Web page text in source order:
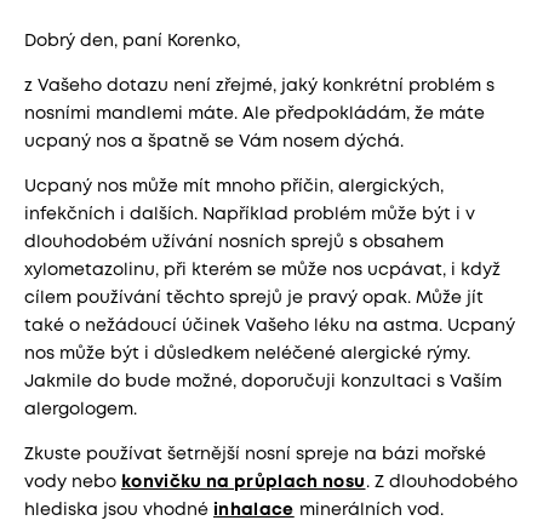
Dobrý den, paní Korenko,
z Vašeho dotazu není zřejmé, jaký konkrétní problém s
nosními mandlemi máte. Ale předpokládám, že máte
ucpaný nos a špatně se Vám nosem dýchá.
Ucpaný nos může mít mnoho příčin, alergických,
infekčních i dalších. Například problém může být i v
dlouhodobém užívání nosních sprejů s obsahem
xylometazolinu, při kterém se může nos ucpávat, i když
cílem používání těchto sprejů je pravý opak. Může jít
také o nežádoucí účinek Vašeho léku na astma. Ucpaný
nos může být i důsledkem neléčené alergické rýmy.
Jakmile do bude možné, doporučuji konzultaci s Vaším
alergologem.
Zkuste používat šetrnější nosní spreje na bázi mořské
vody nebo konvičku na průplach nosu . Z dlouhodobého
hlediska jsou vhodné inhalace minerálních vod.